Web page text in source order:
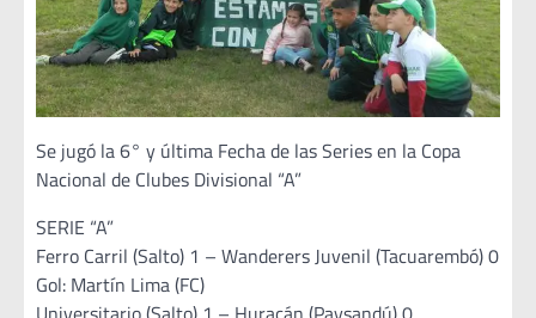
Se jugó la 6° y última Fecha de las Series en la Copa
Nacional de Clubes Divisional “A”
SERIE “A”
Ferro Carril (Salto) 1 – Wanderers Juvenil (Tacuarembó) 0
Gol: Martín Lima (FC)